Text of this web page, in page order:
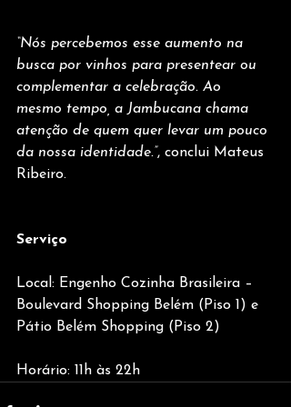
“Nós percebemos esse aumento na
busca por vinhos para presentear ou
complementar a celebração. Ao
mesmo tempo, a Jambucana chama
atenção de quem quer levar um pouco
da nossa identidade.”, conclui Mateus
Ribeiro.
Serviço
Local: Engenho Cozinha Brasileira –
Boulevard Shopping Belém (Piso 1) e
Pátio Belém Shopping (Piso 2)
Horário: 11h às 22h